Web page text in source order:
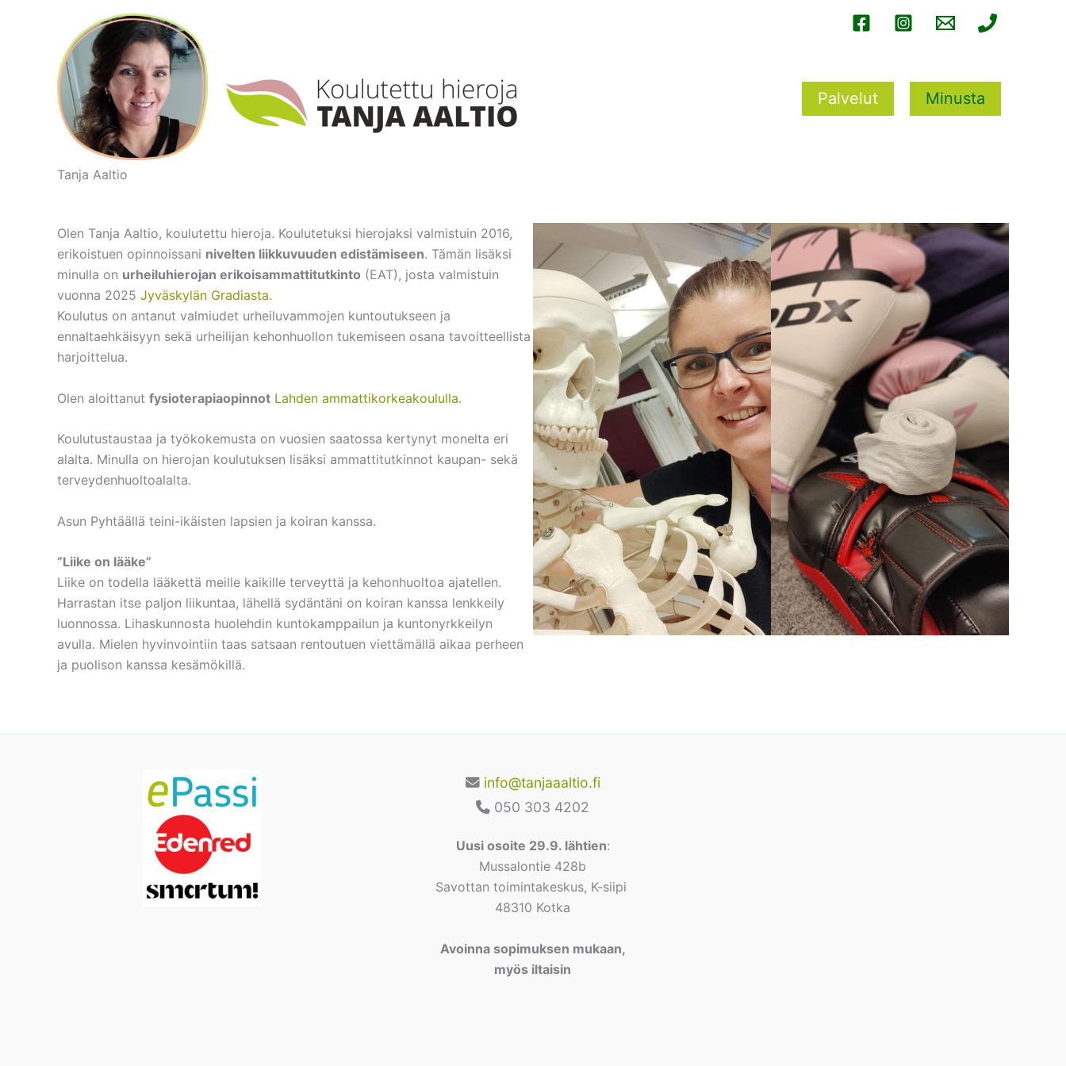
Palvelut Minusta
Tanja Aaltio
Olen Tanja Aaltio, koulutettu hieroja. Koulutetuksi hierojaksi valmistuin 2016,
erikoistuen opinnoissani nivelten liikkuvuuden edistämiseen. Tämän lisäksi
minulla on urheiluhierojan erikoisammattitutkinto (EAT), josta valmistuin
vuonna 2025 Jyväskylän Gradiasta.
Koulutus on antanut valmiudet urheiluvammojen kuntoutukseen ja
ennaltaehkäisyyn sekä urheilijan kehonhuollon tukemiseen osana tavoitteellista
harjoittelua.
Olen aloittanut fysioterapiaopinnot Lahden ammattikorkeakoululla.
Koulutustaustaa ja työkokemusta on vuosien saatossa kertynyt monelta eri
alalta. Minulla on hierojan koulutuksen lisäksi ammattitutkinnot kaupan- sekä
terveydenhuoltoalalta.
Asun Pyhtäällä teini-ikäisten lapsien ja koiran kanssa.
”Liike on lääke”
Liike on todella lääkettä meille kaikille terveyttä ja kehonhuoltoa ajatellen.
Harrastan itse paljon liikuntaa, lähellä sydäntäni on koiran kanssa lenkkeily
luonnossa. Lihaskunnosta huolehdin kuntokamppailun ja kuntonyrkkeilyn
avulla. Mielen hyvinvointiin taas satsaan rentoutuen viettämällä aikaa perheen
ja puolison kanssa kesämökillä.
info@tanjaaaltio.fi
050 303 4202
Uusi osoite 29.9. lähtien:
Mussalontie 428b
Savottan toimintakeskus, K-siipi
48310 Kotka
Avoinna sopimuksen mukaan,
myös iltaisin